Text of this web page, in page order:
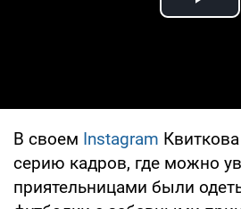
В своем Instagram
серию кадров, где можно
приятельницами были